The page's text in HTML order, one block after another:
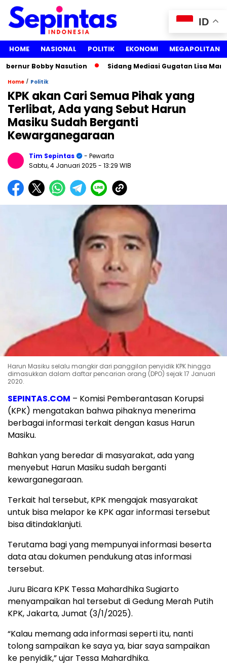
HOME NASIONAL POLITIK EKONOMI MEGAPOLITAN
Bobby Nasution Sidang Mediasi Gugatan Lisa
Home / Politik
KPK akan Cari Semua Pihak yang
Terlibat, Ada yang Sebut Harun
Masiku Sudah Berganti
Kewarganegaraan
Tim Sepintas
- Pewarta
Sabtu, 4 Januari 2025 - 13:29 WIB
Harun Masiku selalu mangkir dari panggilan penyidik KPK hingga
dimasukkan dalam daftar pencarian orang (DPO) sejak 17 Januari
2020.
SEPINTAS.COM – Komisi Pemberantasan Korupsi
(KPK) mengatakan bahwa pihaknya menerima
berbagai informasi terkait dengan kasus Harun
Masiku.
Bahkan yang beredar di masyarakat, ada yang
menyebut Harun Masiku sudah berganti
kewarganegaraan.
Terkait hal tersebut, KPK mengajak masyarakat
untuk bisa melapor ke KPK agar informasi tersebut
bisa ditindaklanjuti.
Terutama bagi yang mempunyai informasi beserta
data atau dokumen pendukung atas informasi
tersebut.
Juru Bicara KPK Tessa Mahardhika Sugiarto
menyampaikan hal tersebut di Gedung Merah Putih
KPK, Jakarta, Jumat (3/1/2025).
“Kalau memang ada informasi seperti itu, nanti
tolong sampaikan ke saya ya, biar saya sampaikan
ke penyidik,” ujar Tessa Mahardhika.
ID